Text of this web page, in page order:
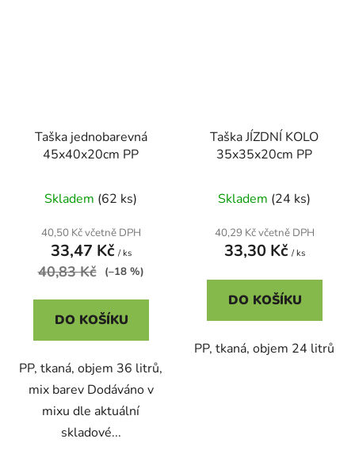
Taška jednobarevná
45x40x20cm PP
Skladem (62 ks)
40,50 Kč včetně DPH
33,47 Kč / ks
40,83 Kč (–18 %)
DO KOŠÍKU
PP, tkaná, objem 36 litrů,
mix barev Dodáváno v
mixu dle aktuální
skladové...
Taška JÍZDNÍ KOLO
35x35x20cm PP
Skladem (24 ks)
40,29 Kč včetně DPH
33,30 Kč / ks
DO KOŠÍKU
PP, tkaná, objem 24 litrů